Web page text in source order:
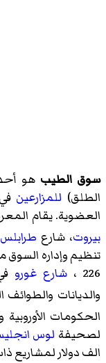
سوق الطيبهو
الطلق) للمزارعين في
العضوية. يقام
بيروت، شارع طرابلس
تنظيم وإداره السوق
226 ،
شارع غورو
والديانات والطوائف
الحكومات
لصحيفة لوس
الف دولار لمشاريع